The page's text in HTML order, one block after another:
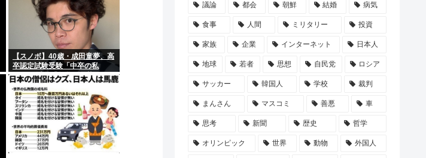
【スノボ】40歳・成田童夢、高
卒認定試験受験「中卒の私
が…」 以前「数学だけ落ちまし
た」もAI採点で高得点
議論 都会 朝鮮 結婚 病気
食事 人間 ミリタリー 投資
家族 企業 インターネット 日本人
地球 若者 思想 自民党 ロシア
サッカー 韓国人 学校 裁判
まんさん マスコミ 善悪 車
思考 新聞 歴史 哲学
オリンピック 世界 動物 外国人